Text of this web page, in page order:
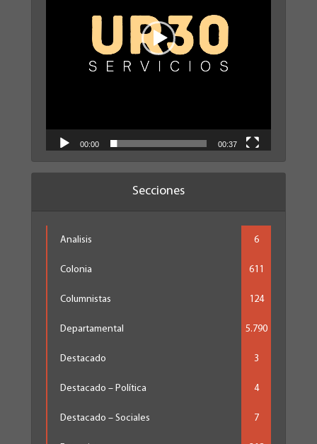
00:00 00:37
Secciones
Analisis 6
Colonia 611
Columnistas 124
Departamental 5.790
Destacado 3
Destacado – Política 4
Destacado – Sociales 7